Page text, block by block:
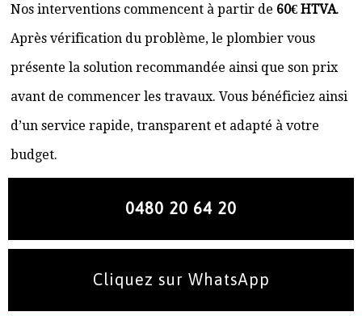
Nos interventions commencent à partir de 60€ HTVA.
Après vérification du problème, le plombier vous
présente la solution recommandée ainsi que son prix
avant de commencer les travaux. Vous bénéficiez ainsi
d’un service rapide, transparent et adapté à votre
budget.
0480 20 64 20
Cliquez sur WhatsApp